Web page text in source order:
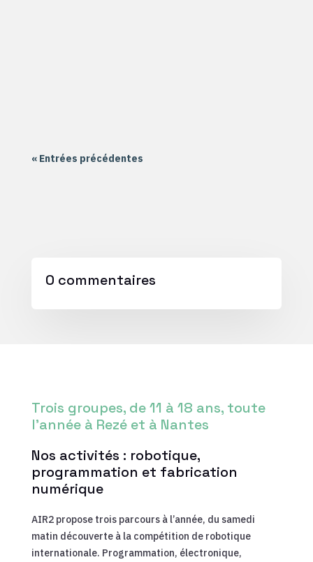
« Entrées précédentes
0 commentaires
Trois groupes, de 11 à 18 ans, toute
l’année à Rezé et à Nantes
Nos activités : robotique,
programmation et fabrication
numérique
AIR2 propose trois parcours à l’année, du samedi
matin découverte à la compétition de robotique
internationale. Programmation, électronique,